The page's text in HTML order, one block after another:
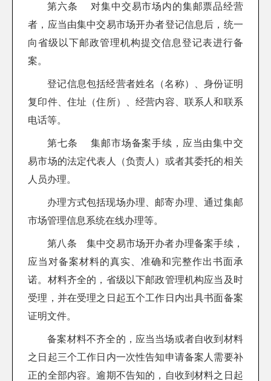
第六条 对集中交易市场内的集邮票品经营
者，应当由集中交易市场开办者登记信息后，统一
向省级以下邮政管理机构提交信息登记表进行备
案。
登记信息包括经营者姓名（名称）、身份证明
复印件、住址（住所）、经营内容、联系人和联系
电话等。
第七条 集邮市场备案手续，应当由集中交
易市场的法定代表人（负责人）或者其委托的相关
人员办理。
办理方式包括现场办理、邮寄办理、通过集邮
市场管理信息系统在线办理等。
第八条 集中交易市场开办者办理备案手续，
应当对备案材料的真实、准确和完整作出书面承
诺。材料齐全的，省级以下邮政管理机构应当及时
受理，并在受理之日起五个工作日内出具书面备案
证明文件。
备案材料不齐全的，应当当场或者自收到材料
之日起三个工作日内一次性告知申请备案人需要补
正的全部内容。逾期不告知的，自收到材料之日起